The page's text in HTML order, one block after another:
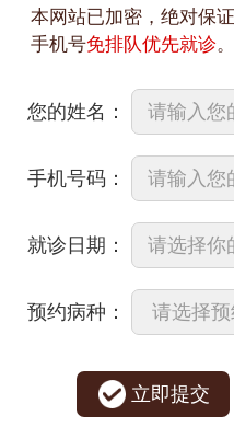
本网站已加密，绝对保
手机号免排队优先就诊。
您的姓名：
手机号码：
就诊日期：
预约病种：
立即提交